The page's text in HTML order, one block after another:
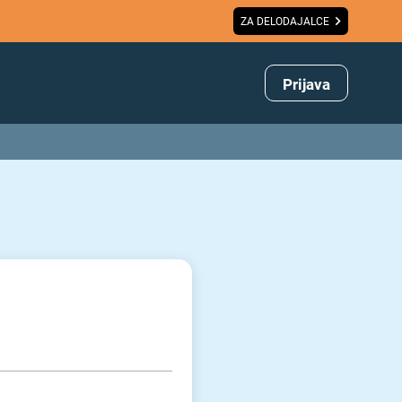
ZA DELODAJALCE
Prijava